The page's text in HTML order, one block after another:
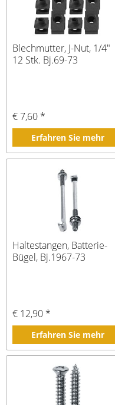
Blechmutter, J-Nut, 1/4"
12 Stk. Bj.69-73
€ 7,60 *
Erfahren Sie mehr
Haltestangen, Batterie-
Bügel, Bj.1967-73
€ 12,90 *
Erfahren Sie mehr